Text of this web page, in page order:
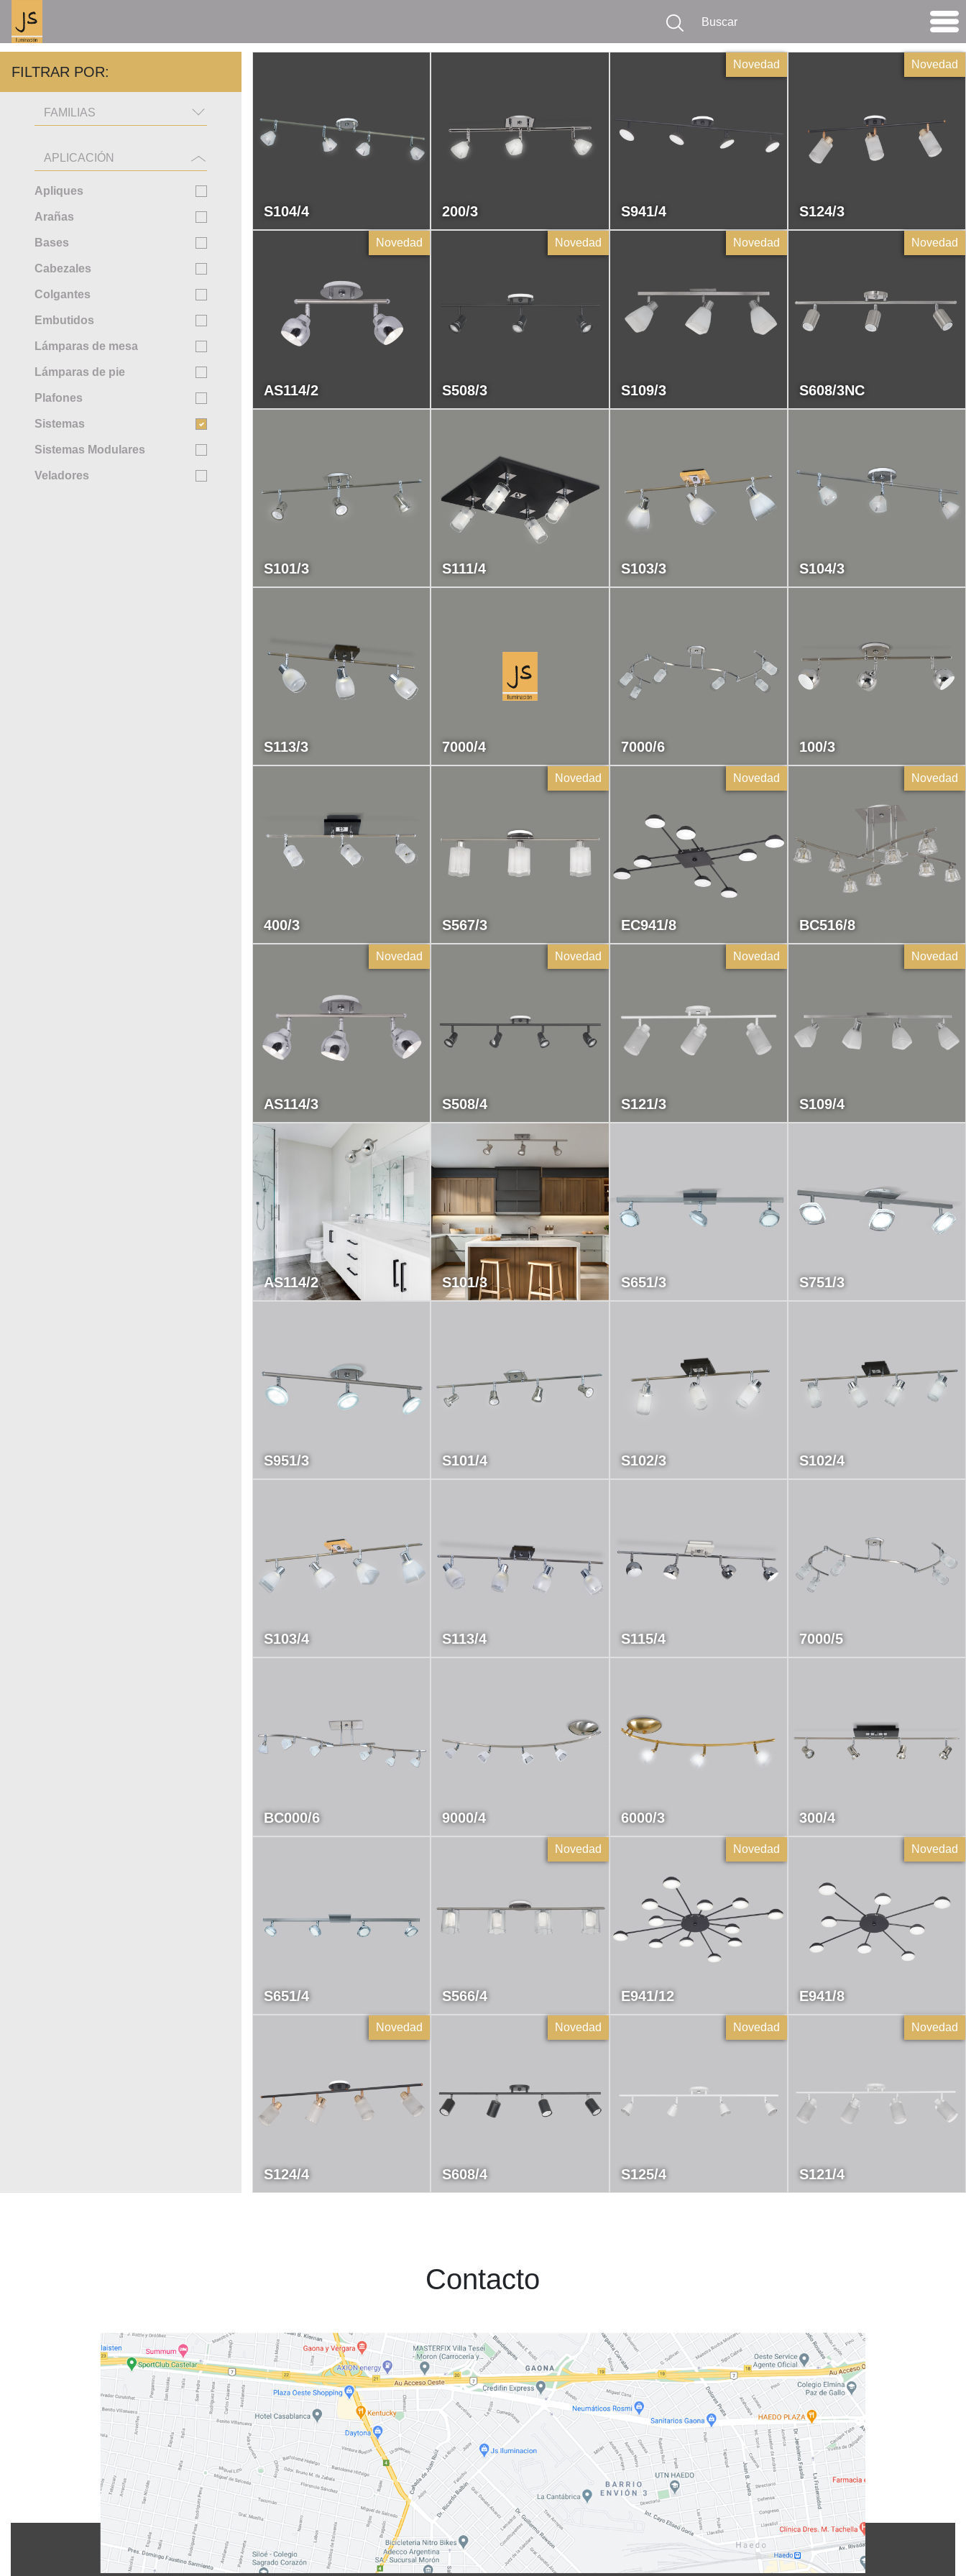
FILTRAR POR:
FAMILIAS
APLICACIÓN
Apliques
Arañas
Bases
Cabezales
Colgantes
Embutidos
Lámparas de mesa
Lámparas de pie
Plafones
Sistemas
Sistemas Modulares
Veladores
S104/4 200/3 S941/4
Novedad
S124/3
Novedad
AS114/2
Novedad
S508/3
Novedad
S109/3
Novedad
S608/3NC
Novedad
S101/3 S111/4 S103/3 S104/3
S113/3 7000/4 7000/6 100/3
400/3 S567/3
Novedad
EC941/8
Novedad
BC516/8
Novedad
AS114/3
Novedad
S508/4
Novedad
S121/3
Novedad
S109/4
Novedad
AS114/2 S101/3 S651/3 S751/3
S951/3 S101/4 S102/3 S102/4
S103/4 S113/4 S115/4 7000/5
BC000/6 9000/4 6000/3 300/4
S651/4 S566/4
Novedad
E941/12
Novedad
E941/8
Novedad
S124/4
Novedad
S608/4
Novedad
S125/4
Novedad
S121/4
Novedad
Contacto